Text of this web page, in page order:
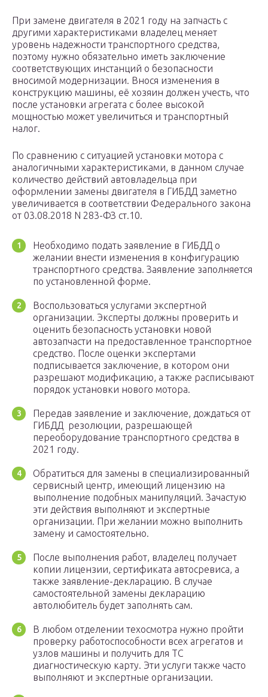
При замене двигателя в 2021 году на запчасть с
другими характеристиками владелец меняет
уровень надежности транспортного средства,
поэтому нужно обязательно иметь заключение
соответствующих инстанций о безопасности
вносимой модернизации. Внося изменения в
конструкцию машины, её хозяин должен учесть, что
после установки агрегата с более высокой
мощностью может увеличиться и транспортный
налог.
По сравнению с ситуацией установки мотора с
аналогичными характеристиками, в данном случае
количество действий автовладельца при
оформлении замены двигателя в ГИБДД заметно
увеличивается в соответствии Федерального закона
от 03.08.2018 N 283-ФЗ ст.10.
Необходимо подать заявление в ГИБДД о
желании внести изменения в конфигурацию
транспортного средства. Заявление заполняется
по установленной форме.
Воспользоваться услугами экспертной
организации. Эксперты должны проверить и
оценить безопасность установки новой
автозапчасти на предоставленное транспортное
средство. После оценки экспертами
подписывается заключение, в котором они
разрешают модификацию, а также расписывают
порядок установки нового мотора.
Передав заявление и заключение, дождаться от
ГИБДД резолюции, разрешающей
переоборудование транспортного средства в
2021 году.
Обратиться для замены в специализированный
сервисный центр, имеющий лицензию на
выполнение подобных манипуляций. Зачастую
эти действия выполняют и экспертные
организации. При желании можно выполнить
замену и самостоятельно.
После выполнения работ, владелец получает
копии лицензии, сертификата автосревиса, а
также заявление-декларацию. В случае
самостоятельной замены декларацию
автолюбитель будет заполнять сам.
В любом отделении техосмотра нужно пройти
проверку работоспособности всех агрегатов и
узлов машины и получить для ТС
диагностическую карту. Эти услуги также часто
выполняют и экспертные организации.